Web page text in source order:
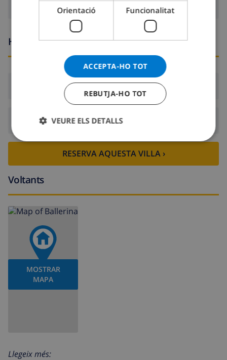
Hores d’arribada i sortida
Arribada:Des de 16:00 abans 21:00
Sortida:Abans: 10:00
RESERVA AQUESTA VILLA ›
Voltants
MOSTRAR
MAPA
Llegeix més:
Orientació Funcionalitat
ACCEPTA-HO TOT
REBUTJA-HO TOT
VEURE ELS DETALLS